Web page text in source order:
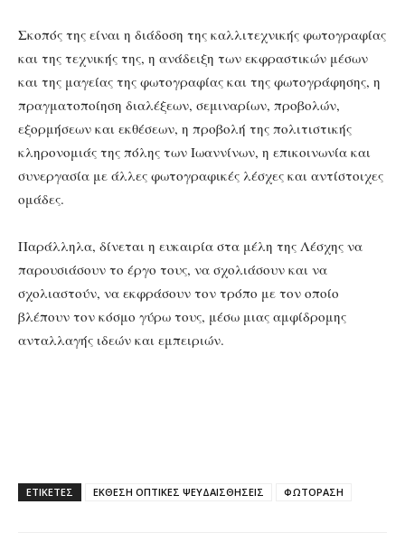
Σκοπός της είναι η διάδοση της καλλιτεχνικής φωτογραφίας
και της τεχνικής της, η ανάδειξη των εκφραστικών μέσων
και της μαγείας της φωτογραφίας και της φωτογράφησης, η
πραγματοποίηση διαλέξεων, σεμιναρίων, προβολών,
εξορμήσεων και εκθέσεων, η προβολή της πολιτιστικής
κληρονομιάς της πόλης των Ιωαννίνων, η επικοινωνία και
συνεργασία με άλλες φωτογραφικές λέσχες και αντίστοιχες
ομάδες.
Παράλληλα, δίνεται η ευκαιρία στα μέλη της Λέσχης να
παρουσιάσουν το έργο τους, να σχολιάσουν και να
σχολιαστούν, να εκφράσουν τον τρόπο με τον οποίο
βλέπουν τον κόσμο γύρω τους, μέσω μιας αμφίδρομης
ανταλλαγής ιδεών και εμπειριών.
ΕΤΙΚΕΤΕΣ ΕΚΘΕΣΗ ΟΠΤΙΚΕΣ ΨΕΥΔΑΙΣΘΗΣΕΙΣ ΦΩΤΟΡΑΣΗ